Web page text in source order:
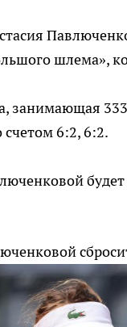
шлема»,
занимающая
6:2, 6:2.